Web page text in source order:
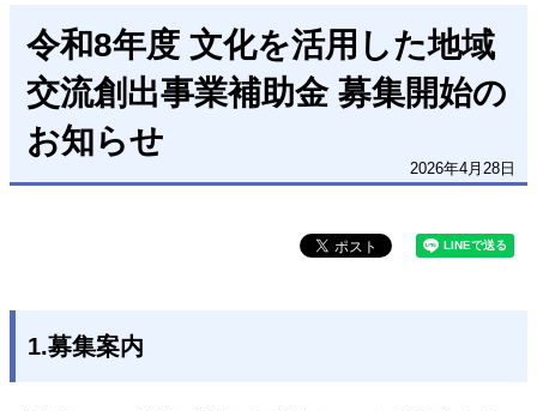
令和8年度 文化を活用した地域
交流創出事業補助金 募集開始の
お知らせ
2026年4月28日
1.募集案内